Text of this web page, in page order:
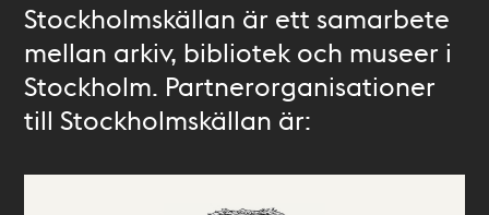
Stockholmskällan är ett samarbete
mellan arkiv, bibliotek och museer i
Stockholm. Partnerorganisationer
till Stockholmskällan är: